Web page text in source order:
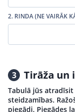
2. RINDA (NE VAIRĀK
3 Tirāža un
Tabulā jūs
steidzamības.
piegādi. Piegādes